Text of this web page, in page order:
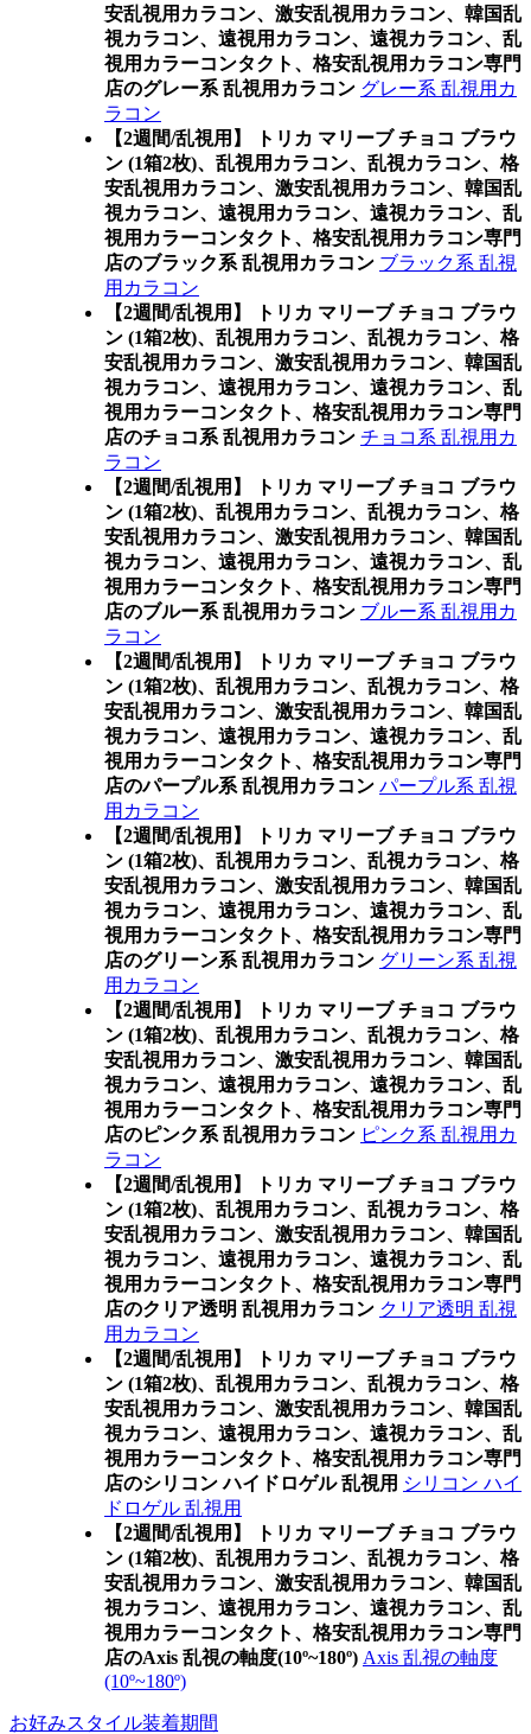
安乱視用カラコン、激安乱視用カラコン、韓国乱
視カラコン、遠視用カラコン、遠視カラコン、乱
視用カラーコンタクト、格安乱視用カラコン専門
店のグレー系 乱視用カラコン グレー系 乱視用カ
ラコン
【2週間/乱視用】 トリカ マリーブ チョコ ブラウ
ン (1箱2枚)、乱視用カラコン、乱視カラコン、格
安乱視用カラコン、激安乱視用カラコン、韓国乱
視カラコン、遠視用カラコン、遠視カラコン、乱
視用カラーコンタクト、格安乱視用カラコン専門
店のブラック系 乱視用カラコン ブラック系 乱視
用カラコン
【2週間/乱視用】 トリカ マリーブ チョコ ブラウ
ン (1箱2枚)、乱視用カラコン、乱視カラコン、格
安乱視用カラコン、激安乱視用カラコン、韓国乱
視カラコン、遠視用カラコン、遠視カラコン、乱
視用カラーコンタクト、格安乱視用カラコン専門
店のチョコ系 乱視用カラコン チョコ系 乱視用カ
ラコン
【2週間/乱視用】 トリカ マリーブ チョコ ブラウ
ン (1箱2枚)、乱視用カラコン、乱視カラコン、格
安乱視用カラコン、激安乱視用カラコン、韓国乱
視カラコン、遠視用カラコン、遠視カラコン、乱
視用カラーコンタクト、格安乱視用カラコン専門
店のブルー系 乱視用カラコン ブルー系 乱視用カ
ラコン
【2週間/乱視用】 トリカ マリーブ チョコ ブラウ
ン (1箱2枚)、乱視用カラコン、乱視カラコン、格
安乱視用カラコン、激安乱視用カラコン、韓国乱
視カラコン、遠視用カラコン、遠視カラコン、乱
視用カラーコンタクト、格安乱視用カラコン専門
店のパープル系 乱視用カラコン パープル系 乱視
用カラコン
【2週間/乱視用】 トリカ マリーブ チョコ ブラウ
ン (1箱2枚)、乱視用カラコン、乱視カラコン、格
安乱視用カラコン、激安乱視用カラコン、韓国乱
視カラコン、遠視用カラコン、遠視カラコン、乱
視用カラーコンタクト、格安乱視用カラコン専門
店のグリーン系 乱視用カラコン グリーン系 乱視
用カラコン
【2週間/乱視用】 トリカ マリーブ チョコ ブラウ
ン (1箱2枚)、乱視用カラコン、乱視カラコン、格
安乱視用カラコン、激安乱視用カラコン、韓国乱
視カラコン、遠視用カラコン、遠視カラコン、乱
視用カラーコンタクト、格安乱視用カラコン専門
店のピンク系 乱視用カラコン ピンク系 乱視用カ
ラコン
【2週間/乱視用】 トリカ マリーブ チョコ ブラウ
ン (1箱2枚)、乱視用カラコン、乱視カラコン、格
安乱視用カラコン、激安乱視用カラコン、韓国乱
視カラコン、遠視用カラコン、遠視カラコン、乱
視用カラーコンタクト、格安乱視用カラコン専門
店のクリア透明 乱視用カラコン クリア透明 乱視
用カラコン
【2週間/乱視用】 トリカ マリーブ チョコ ブラウ
ン (1箱2枚)、乱視用カラコン、乱視カラコン、格
安乱視用カラコン、激安乱視用カラコン、韓国乱
視カラコン、遠視用カラコン、遠視カラコン、乱
視用カラーコンタクト、格安乱視用カラコン専門
店のシリコン ハイドロゲル 乱視用 シリコン ハイ
ドロゲル 乱視用
【2週間/乱視用】 トリカ マリーブ チョコ ブラウ
ン (1箱2枚)、乱視用カラコン、乱視カラコン、格
安乱視用カラコン、激安乱視用カラコン、韓国乱
視カラコン、遠視用カラコン、遠視カラコン、乱
視用カラーコンタクト、格安乱視用カラコン専門
店のAxis 乱視の軸度(10º~180º) Axis 乱視の軸度
(10º~180º)
お好みスタイル装着期間